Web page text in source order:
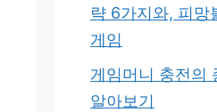
략 6가지와, 피망
게임
게임머니 충전의
알아보기